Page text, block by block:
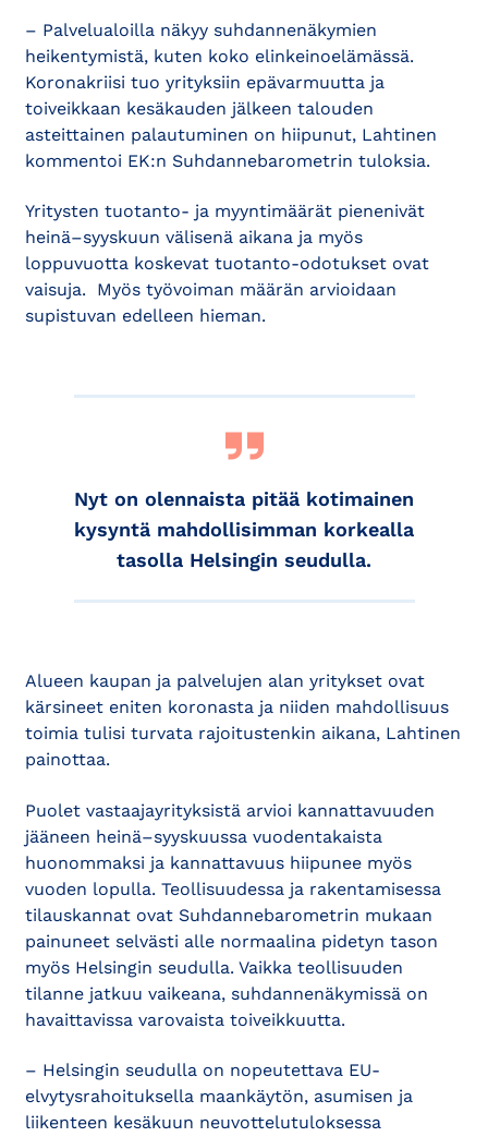
– Palvelualoilla näkyy suhdannenäkymien
heikentymistä, kuten koko elinkeinoelämässä.
Koronakriisi tuo yrityksiin epävarmuutta ja
toiveikkaan kesäkauden jälkeen talouden
asteittainen palautuminen on hiipunut, Lahtinen
kommentoi EK:n Suhdannebarometrin tuloksia.
Yritysten tuotanto- ja myyntimäärät pienenivät
heinä–syyskuun välisenä aikana ja myös
loppuvuotta koskevat tuotanto-odotukset ovat
vaisuja. Myös työvoiman määrän arvioidaan
supistuvan edelleen hieman.
Nyt on olennaista pitää kotimainen
kysyntä mahdollisimman korkealla
tasolla Helsingin seudulla.
Alueen kaupan ja palvelujen alan yritykset ovat
kärsineet eniten koronasta ja niiden mahdollisuus
toimia tulisi turvata rajoitustenkin aikana, Lahtinen
painottaa.
Puolet vastaajayrityksistä arvioi kannattavuuden
jääneen heinä–syyskuussa vuodentakaista
huonommaksi ja kannattavuus hiipunee myös
vuoden lopulla. Teollisuudessa ja rakentamisessa
tilauskannat ovat Suhdannebarometrin mukaan
painuneet selvästi alle normaalina pidetyn tason
myös Helsingin seudulla. Vaikka teollisuuden
tilanne jatkuu vaikeana, suhdannenäkymissä on
havaittavissa varovaista toiveikkuutta.
– Helsingin seudulla on nopeutettava EU-
elvytysrahoituksella maankäytön, asumisen ja
liikenteen kesäkuun neuvottelutuloksessa